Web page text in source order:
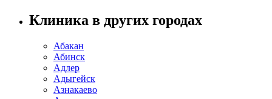
Клиника в других городах
Абакан
Абинск
Адлер
Адыгейск
Азнакаево